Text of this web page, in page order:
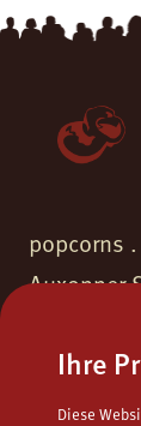
Ihre
Diese
popcorns
Auxonner
Fon.